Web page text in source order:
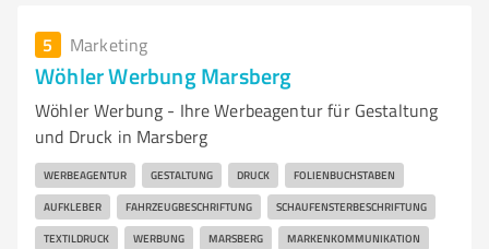
5 Marketing
Wöhler Werbung Marsberg
Wöhler Werbung - Ihre Werbeagentur für Gestaltung
und Druck in Marsberg
WERBEAGENTUR GESTALTUNG DRUCK FOLIENBUCHSTABEN
AUFKLEBER FAHRZEUGBESCHRIFTUNG SCHAUFENSTERBESCHRIFTUNG
TEXTILDRUCK WERBUNG MARSBERG MARKENKOMMUNIKATION